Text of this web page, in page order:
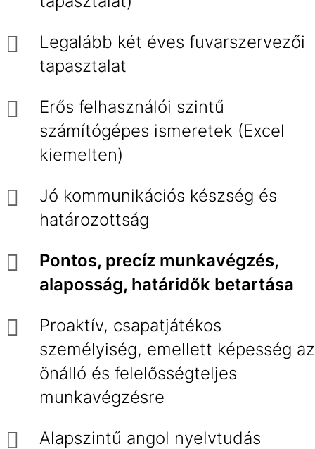
Legalább két éves fuvarszervezői
tapasztalat
Erős felhasználói szintű
számítógépes ismeretek (Excel
kiemelten)
Jó kommunikációs készség és
határozottság
Pontos, precíz munkavégzés,
alaposság, határidők betartása
Proaktív, csapatjátékos
személyiség, emellett képesség az
önálló és felelősségteljes
munkavégzésre
Alapszintű angol nyelvtudás